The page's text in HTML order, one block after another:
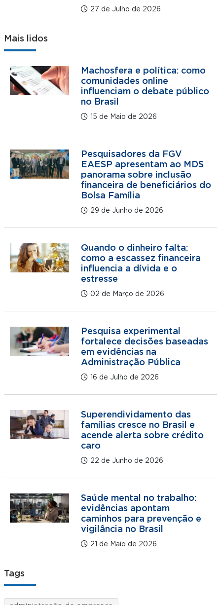
27 de Julho de 2026
Mais lidos
Machosfera e política: como
comunidades online
influenciam o debate público
no Brasil
15 de Maio de 2026
Pesquisadores da FGV
EAESP apresentam ao MDS
panorama sobre inclusão
financeira de beneficiários do
Bolsa Família
29 de Junho de 2026
Quando o dinheiro falta:
como a escassez financeira
influencia a dívida e o
estresse
02 de Março de 2026
Pesquisa experimental
fortalece decisões baseadas
em evidências na
Administração Pública
16 de Julho de 2026
Superendividamento das
famílias cresce no Brasil e
acende alerta sobre crédito
caro
22 de Junho de 2026
Saúde mental no trabalho:
evidências apontam
caminhos para prevenção e
vigilância no Brasil
21 de Maio de 2026
Tags